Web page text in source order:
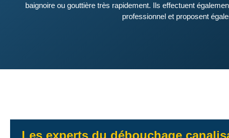
baignoire ou gouttière très rapidement. Ils effectuent
professionnel et proposent
Les experts du débouchage